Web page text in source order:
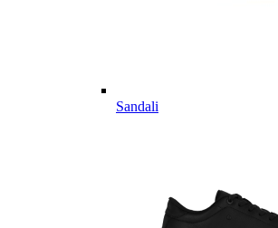
Sandali